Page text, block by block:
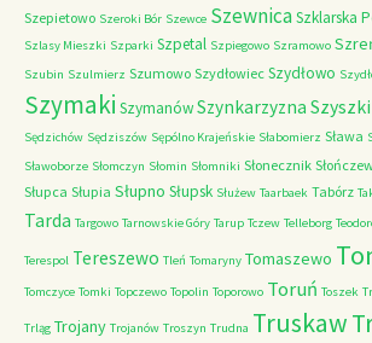
Szepietowo Szeroki Bór Szewce SzewnicaSzklarska
Szlasy Mieszki Szparki Szpetal Szpiegowo Szramowo
Szubin Szulmierz Szumowo Szydłowiec Szydłowo
Szymaki SzymanówSzynkarzyzna Szyszki
Sędzichów Sędziszów Sępólno Krajeńskie Słabomierz Sława
Sławoborze Słomczyn Słomin Słomniki Słonecznik
Słupca Słupia Słupno Słupsk Służew Taarbaek Tabórz
Tarda Targowo Tarnowskie Góry Tarup Tczew Telleborg
Terespol Tereszewo Tleń Tomaryny Tomaszewo
Tomczyce Tomki Topczewo Topolin Toporowo Toruń Toszek
Trląg Trojany Trojanów Troszyn Trudna Truskaw